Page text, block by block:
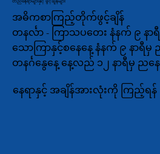
အဓိကစာကြည့်တိုက်ဖွင့်ချိန်
တနင်္လာ - ကြာသပတေး နံနက် ၉ န
သောကြာနှင့်စနေနေ့ နံနက် ၉ နာရီ
တနင်္ဂနွေနေ့ နေ့လည် ၁၂ နာရီမှ ညန
နေရာနှင့် အချိန်အားလုံးကို ကြည့်ရန်